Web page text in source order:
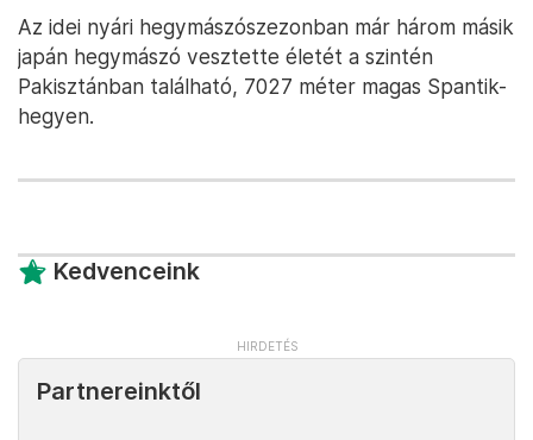
Az idei nyári hegymászószezonban már három másik
japán hegymászó vesztette életét a szintén
Pakisztánban található, 7027 méter magas Spantik-
hegyen.
Kedvenceink
Partnereinktől